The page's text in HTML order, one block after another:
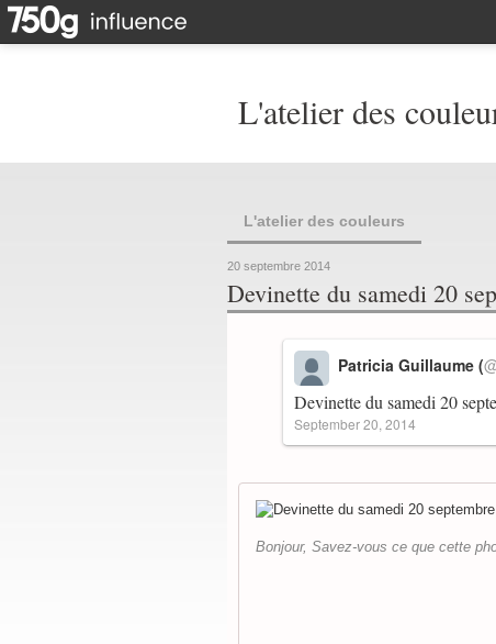
L'atelier des
L'atelier des couleurs
20 septembre 2014
Devinette du samedi 20
Devinette du samedi 20
Patricia Guillaume (
September 20, 2014
Bonjour, Savez-vous ce que cette